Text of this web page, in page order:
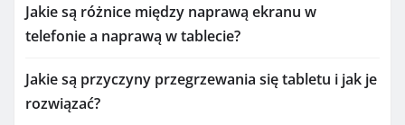
Jakie są różnice między naprawą ekranu w
telefonie a naprawą w tablecie?
Jakie są przyczyny przegrzewania się tabletu i jak je
rozwiązać?